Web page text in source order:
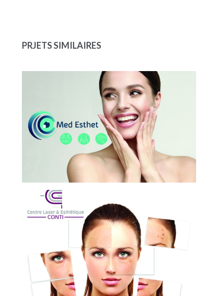
PRJETS SIMILAIRES
CENTRE LASER ESTHÉTIQUE
LASER CONTI
CENTRE LASER ESTHÉTIQUE